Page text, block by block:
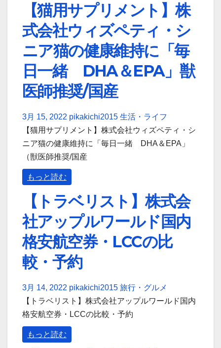
【猫用サプリメント】株
式会社ウィズペティ・シ
ニア猫の健康維持に「毎
日一緒 DHA＆EPA」獣
医師推奨/国産
3月 15, 2022 pikakichi2015 生活・ライフ
【猫用サプリメント】株式会社ウィズペティ・シ
ニア猫の健康維持に「毎日一緒 DHA＆EPA」
（獣医師推奨/国産
もっと読む
【トラベリスト】株式会
社アップルワールド国内
格安航空券・LCCの比
較・予約
3月 14, 2022 pikakichi2015 旅行・グルメ
【トラベリスト】株式会社アップルワールド国内
格安航空券・LCCの比較・予約
もっと読む